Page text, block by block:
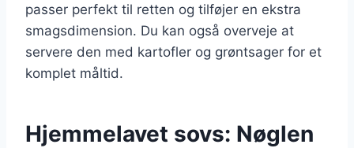
passer perfekt til retten og tilføjer en ekstra
smagsdimension. Du kan også overveje at
servere den med kartofler og grøntsager for et
komplet måltid.
Hjemmelavet sovs: Nøglen